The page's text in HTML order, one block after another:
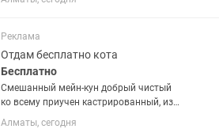
борта 20 см. Диаметр 5.6 м., глубина
диаметру основания. Отдам по...
Реклама
Отдам бесплатно кота
Бесплатно
Смешанный мейн-кун добрый чистый
ко всему приучен кастрированный, из
за переезда отдаем только люябящим
Алматы, сегодня